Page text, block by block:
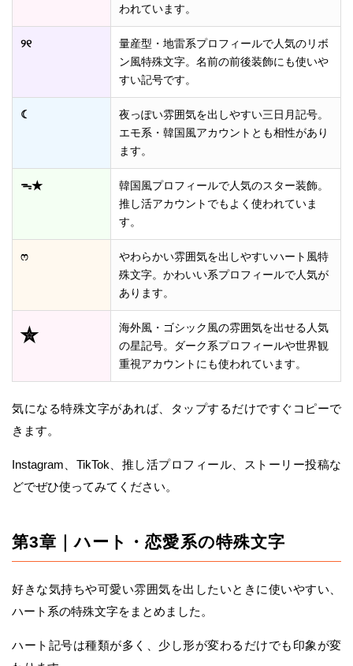
われています。
୨୧
量産型・地雷系プロフィールで人気のリボ
ン風特殊文字。名前の前後装飾にも使いや
すい記号です。
☾
夜っぽい雰囲気を出しやすい三日月記号。
エモ系・韓国風アカウントとも相性があり
ます。
ᯓ★
韓国風プロフィールで人気のスター装飾。
推し活アカウントでもよく使われていま
す。
ෆ
やわらかい雰囲気を出しやすいハート風特
殊文字。かわいい系プロフィールで人気が
あります。
✮
海外風・ゴシック風の雰囲気を出せる人気
の星記号。ダーク系プロフィールや世界観
重視アカウントにも使われています。
気になる特殊文字があれば、タップするだけですぐコピーで
きます。
Instagram、TikTok、推し活プロフィール、ストーリー投稿な
どでぜひ使ってみてください。
第3章｜ハート・恋愛系の特殊文字
好きな気持ちや可愛い雰囲気を出したいときに使いやすい、
ハート系の特殊文字をまとめました。
ハート記号は種類が多く、少し形が変わるだけでも印象が変